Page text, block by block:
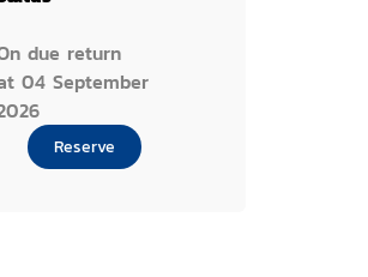
due return
04 September
Reserve